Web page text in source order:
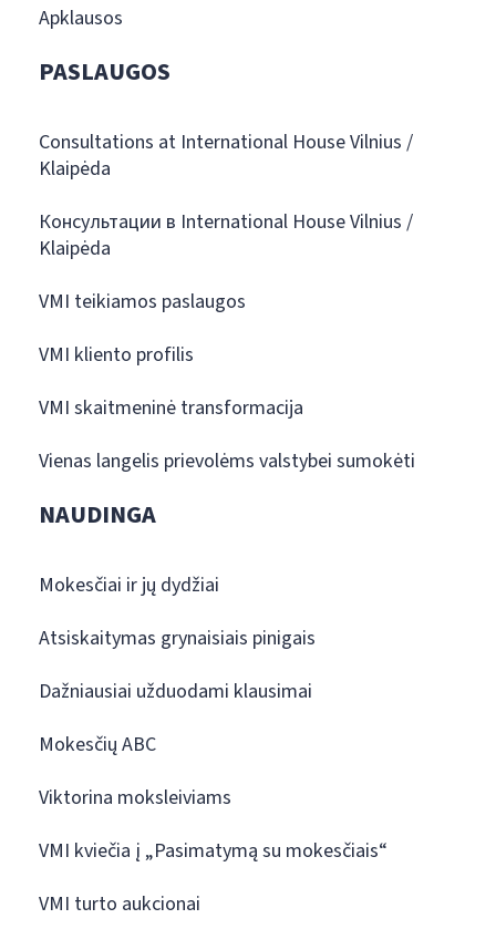
Apklausos
PASLAUGOS
Consultations at International House Vilnius /
Klaipėda
Консультации в International House Vilnius /
Klaipėda
VMI teikiamos paslaugos
VMI kliento profilis
VMI skaitmeninė transformacija
Vienas langelis prievolėms valstybei sumokėti
NAUDINGA
Mokesčiai ir jų dydžiai
Atsiskaitymas grynaisiais pinigais
Dažniausiai užduodami klausimai
Mokesčių ABC
Viktorina moksleiviams
VMI kviečia į „Pasimatymą su mokesčiais“
VMI turto aukcionai